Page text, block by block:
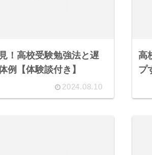
！高校受験勉強法と遅
例【体験談付き】
2024.08.10
高
プ